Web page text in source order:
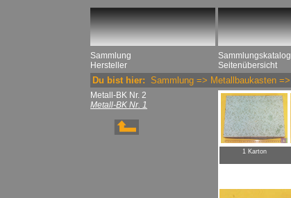
Sammlung
Hersteller
Sammlungskatalog
Seitenübersicht
Du bist hier: Sammlung => Metallbaukasten =>
Metall-BK Nr. 2
Metall-BK Nr. 1
1 Karton